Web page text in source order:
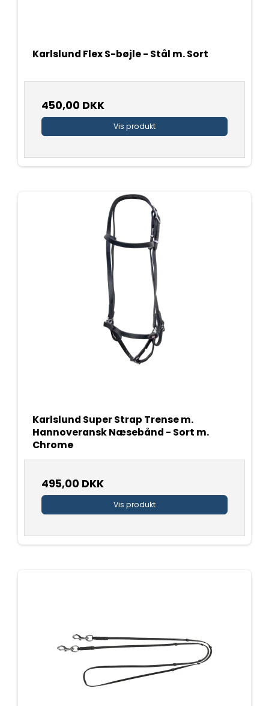
Karlslund Flex S-bøjle - Stål m. Sort
450,00 DKK
Vis produkt
Karlslund Super Strap Trense m.
Hannoveransk Næsebånd - Sort m.
Chrome
495,00 DKK
Vis produkt